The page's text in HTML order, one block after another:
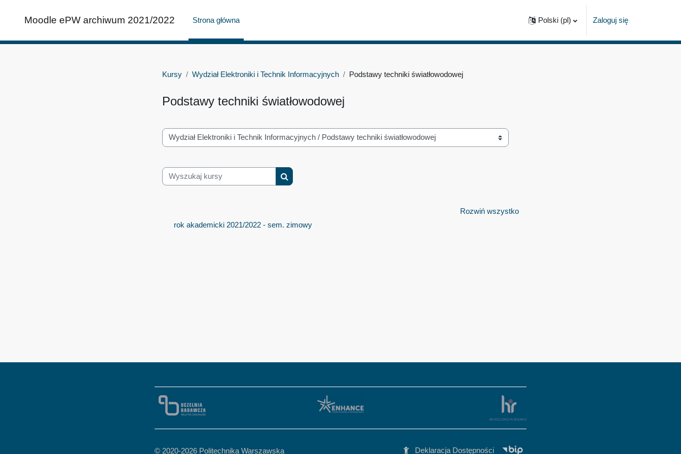
Moodle ePW archiwum 2021/2022 Strona główna Polski ‎(pl)‎ Zaloguj się
Kursy Wydział Elektroniki i Technik Informacyjnych Podstawy techniki światłowodowej
Podstawy techniki światłowodowej
Kategorie kursów
Wyszukaj kursy Wyszukaj kursy
Rozwiń wszystko
rok akademicki 2021/2022 - sem. zimowy
© 2020-2026 Politechnika Warszawska Deklaracja Dostępności